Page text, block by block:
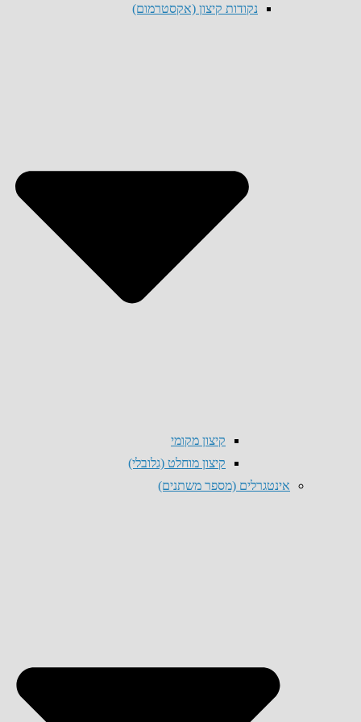
נקודות קיצון (אקסטרמום)
קיצון מקומי
קיצון מוחלט (גלובלי)
אינטגרלים (מספר משתנים)